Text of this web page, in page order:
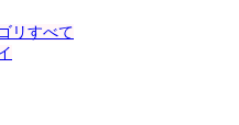
リすべて